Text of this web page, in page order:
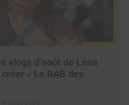
vlogs d’août de Léna
« Le RAB des